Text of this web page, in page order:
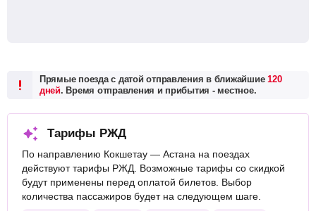
Прямые поезда с датой отправления в ближайшие120
дней. Время отправления и прибытия - местное.
Тарифы РЖД
По направлению Кокшетау — Астана на поездах
действуют тарифы РЖД. Возможные тарифы со скидкой
будут применены перед оплатой билетов. Выбор
количества пассажиров будет на следующем шаге.